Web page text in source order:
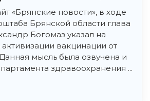
«Брянские новости», в ходе
Брянской области глава
Богомаз указал на
вакцинации от
мысль была озвучена и
здравоохранения ...